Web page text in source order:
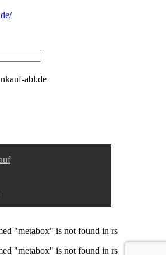
abl.de
"metabox" is not found in rs
"metabox" is not found in rs